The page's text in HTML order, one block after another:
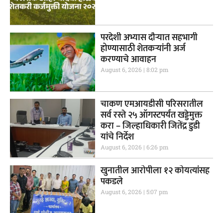
परदेशी अभ्यास दौऱ्यात सहभागी
होण्यासाठी शेतकऱ्यांनी अर्ज
करण्याचे आवाहन
August 6, 2026 8:02 pm
चाकण एमआयडीसी परिसरातील
सर्व रस्ते २५ ऑगस्टपर्यंत खड्डेमुक्त
करा – जिल्हाधिकारी जितेंद्र डुडी
यांचे निर्देश
August 6, 2026 6:26 pm
खुनातील आरोपीला १२ कोयत्यांसह
पकडले
August 6, 2026 5:07 pm